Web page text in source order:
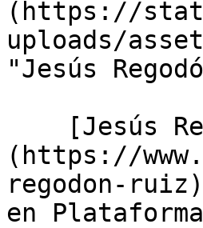
(https://
uploads/
"Jesús
(https://
regodon-
en